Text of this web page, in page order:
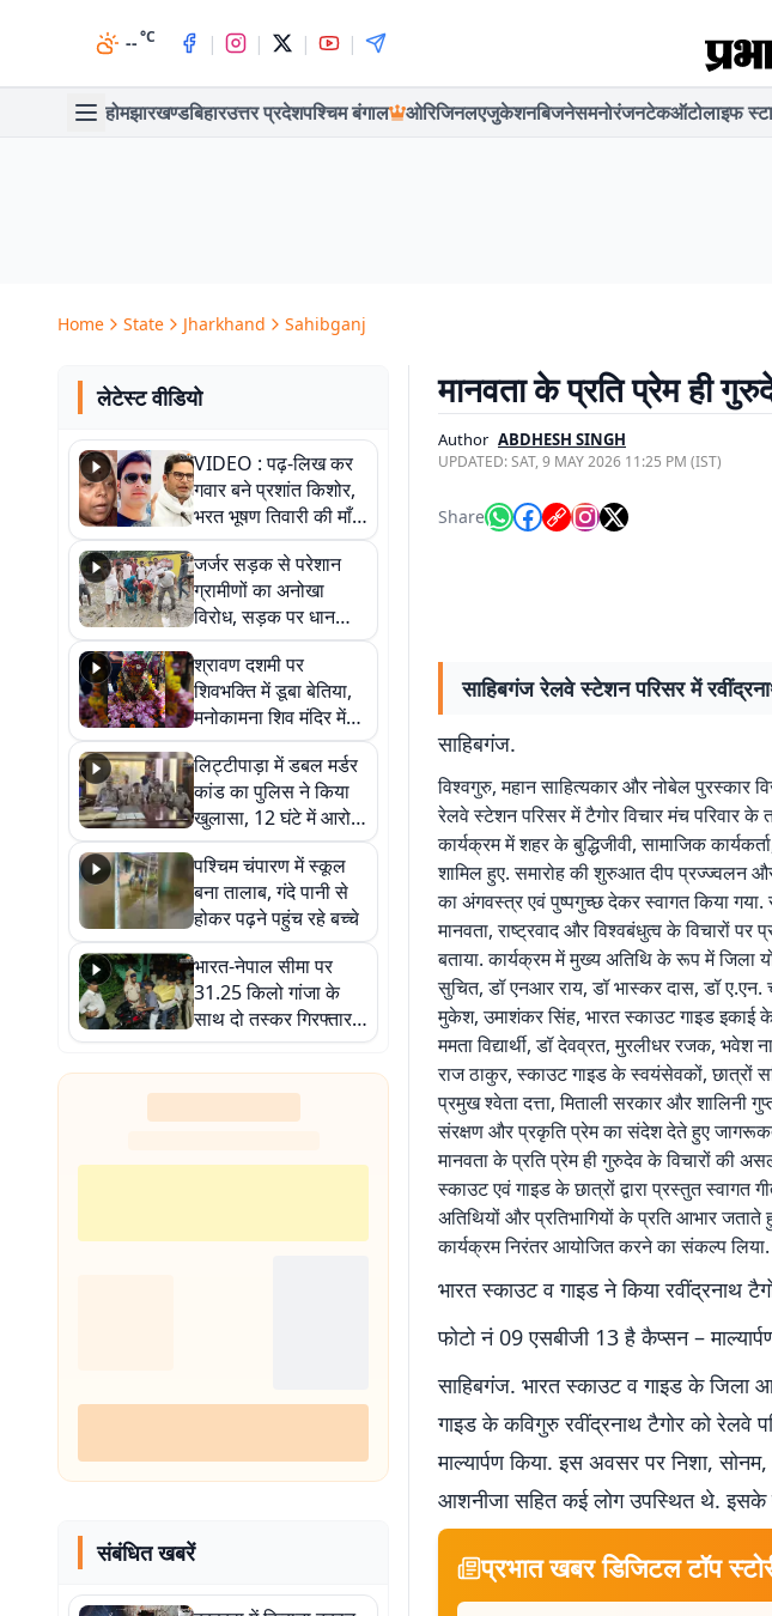
--°C | | | |
होमझारखण्डबिहारउत्तर प्रदेशपश्चिम बंगाल ओरिजिनलएजुकेशनबिजनेसमनोरंजनटेकऑटोलाइफ
Home State Jharkhand Sahibganj
लेटेस्ट वीडियो
VIDEO : पढ़-लिख कर
गवार बने प्रशांत किशोर,
भरत भूषण तिवारी की माँ ने
कहा नहीं थी उम्मीद, बेटा
था तो किसी को बोलने की
नहीं थी हिम्मत
जर्जर सड़क से परेशान
ग्रामीणों का अनोखा
विरोध, सड़क पर धान
रोपकर और खाद डालकर
जताया आक्रोश
श्रावण दशमी पर
शिवभक्ति में डूबा बेतिया,
मनोकामना शिव मंदिर में
हुआ भव्य श्रृंगार
लिट्टीपाड़ा में डबल मर्डर
कांड का पुलिस ने किया
खुलासा, 12 घंटे में आरोपी
गिरफ्तार
पश्चिम चंपारण में स्कूल
बना तालाब, गंदे पानी से
होकर पढ़ने पहुंच रहे बच्चे
भारत-नेपाल सीमा पर
31.25 किलो गांजा के
साथ दो तस्कर गिरफ्तार,
नेपाली नंबर की बाइक
जब्त
संबंधित खबरें
मानवता के प्रति प्रेम ही
Author ABDHESH SINGH
UPDATED:SAT, 9 MAY 2026 11:25 PM (IST)
Share
साहिबगंज रेलवे स्टेशन परिसर में
साहिबगंज.
विश्वगुरु, महान साहित्यकार और नोबेल पुरस्कार
रेलवे स्टेशन परिसर में टैगोर विचार मंच परिवार के
कार्यक्रम में शहर के बुद्धिजीवी, सामाजिक
शामिल हुए. समारोह की शुरुआत दीप प्रज्ज्वलन
का अंगवस्त्र एवं पुष्पगुच्छ देकर स्वागत किया गया.
मानवता, राष्ट्रवाद और विश्वबंधुत्व के विचारों
बताया. कार्यक्रम में मुख्य अतिथि के रूप में जिला
सुचित, डॉ एनआर राय, डॉ भास्कर दास, डॉ
मुकेश, उमाशंकर सिंह, भारत स्काउट गाइड इकाई
ममता विद्यार्थी, डॉ देवव्रत, मुरलीधर रजक,
राज ठाकुर, स्काउट गाइड के स्वयंसेवकों, छात्रों
प्रमुख श्वेता दत्ता, मिताली सरकार और शालिनी
संरक्षण और प्रकृति प्रेम का संदेश देते हुए
मानवता के प्रति प्रेम ही गुरुदेव के विचारों की
स्काउट एवं गाइड के छात्रों द्वारा प्रस्तुत स्वागत
अतिथियों और प्रतिभागियों के प्रति आभार
कार्यक्रम निरंतर आयोजित करने का संकल्प लिया.
भारत स्काउट व गाइड ने किया रवींद्रनाथ
फोटो नं 09 एसबीजी 13 है कैप्सन –
साहिबगंज. भारत स्काउट व गाइड के जिला
गाइड के कविगुरु रवींद्रनाथ टैगोर को रेलवे
माल्यार्पण किया. इस अवसर पर निशा,
आशनीजा सहित कई लोग उपस्थित थे. इसके
प्रभात खबर डिजिटल टॉप